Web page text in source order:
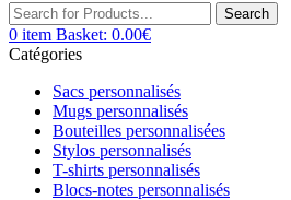
Search
0 item Basket: 0.00€
Catégories
Sacs personnalisés
Mugs personnalisés
Bouteilles personnalisées
Stylos personnalisés
T-shirts personnalisés
Blocs-notes personnalisés